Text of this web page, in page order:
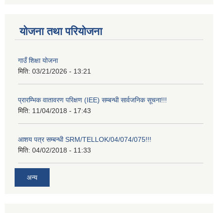
योजना तथा परियोजना
गाउँ शिक्षा योजना
मिति: 03/21/2026 - 13:21
प्रारम्भिक वातावरण परिक्षण (IEE) सम्बन्धी सार्वजनिक सूचना!!!
मिति: 11/04/2018 - 17:43
आशय पत्र सम्बन्धी SRM/TELLOK/04/074/075!!!
मिति: 04/02/2018 - 11:33
अन्य